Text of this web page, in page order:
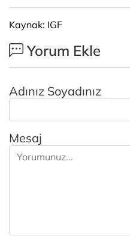
Kaynak: IGF
Yorum Ekle
Adınız Soyadınız
Mesaj